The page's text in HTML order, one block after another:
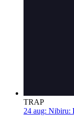
TRAP
24 aug: Nibiru: